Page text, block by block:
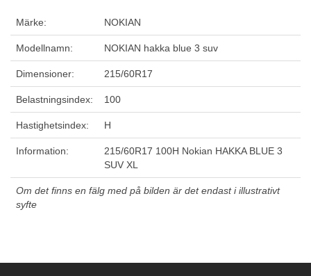
Märke: NOKIAN
Modellnamn: NOKIAN hakka blue 3 suv
Dimensioner: 215/60R17
Belastningsindex: 100
Hastighetsindex: H
Information:
215/60R17 100H Nokian HAKKA BLUE 3
SUV XL
Om det finns en fälg med på bilden är det endast i illustrativt
syfte